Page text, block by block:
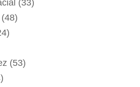
(33)
(48)
(53)